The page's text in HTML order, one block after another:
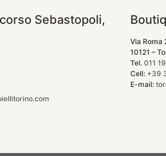
Sebastopoli,
Via Roma
10121 –
Tel. 011
Cell: +39
E-mail: